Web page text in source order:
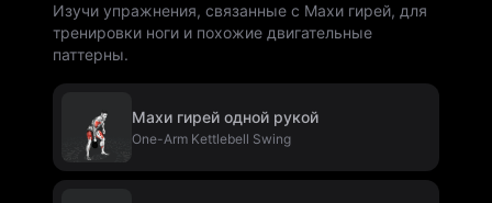
Изучи упражнения, связанные с Махи гирей, для
тренировки ноги и похожие двигательные
паттерны.
Махи гирей одной рукой
One-Arm Kettlebell Swing